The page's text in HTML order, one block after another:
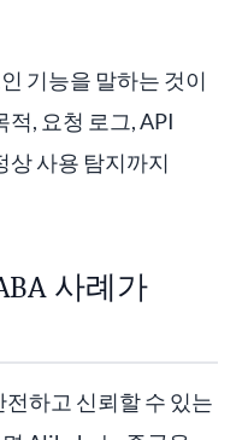
기능을 말하는 것이
, 요청 로그, API
상 사용 탐지까지
사례가
하고 신뢰할 수 있는